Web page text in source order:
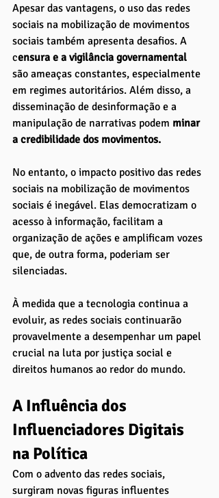
Apesar das vantagens, o uso das redes
sociais na mobilização de movimentos
sociais também apresenta desafios. A
censura e a vigilância governamental
são ameaças constantes, especialmente
em regimes autoritários. Além disso, a
disseminação de desinformação e a
manipulação de narrativas podem minar
a credibilidade dos movimentos.
No entanto, o impacto positivo das redes
sociais na mobilização de movimentos
sociais é inegável. Elas democratizam o
acesso à informação, facilitam a
organização de ações e amplificam vozes
que, de outra forma, poderiam ser
silenciadas.
À medida que a tecnologia continua a
evoluir, as redes sociais continuarão
provavelmente a desempenhar um papel
crucial na luta por justiça social e
direitos humanos ao redor do mundo.
A Influência dos
Influenciadores Digitais
na Política
Com o advento das redes sociais,
surgiram novas figuras influentes